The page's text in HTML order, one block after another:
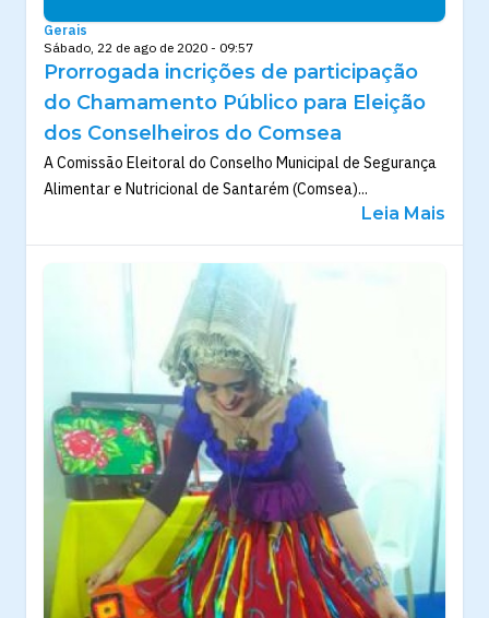
Gerais
Sábado, 22 de ago de 2020 - 09:57
Prorrogada incrições de participação
do Chamamento Público para Eleição
dos Conselheiros do Comsea
A Comissão Eleitoral do Conselho Municipal de Segurança
Alimentar e Nutricional de Santarém (Comsea)...
Leia Mais